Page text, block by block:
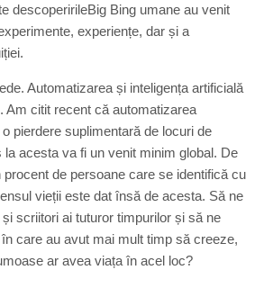
descoperirileBig Bing umane au venit
experiențe, dar și a
Automatizarea și inteligența artificială
Am citit recent că automatizarea
pierdere suplimentară de locuri de
acesta va fi un venit minim global. De
de persoane care se identifică cu
vieții este dat însă de acesta. Să ne
scriitori ai tuturor timpurilor și să ne
care au avut mai mult timp să creeze,
ar avea viața în acel loc?